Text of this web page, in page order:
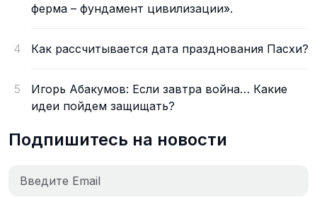
ферма – фундамент цивилизации».
4 Как рассчитывается дата празднования Пасхи?
5
Игорь Абакумов: Если завтра война… Какие
идеи пойдем защищать?
Подпишитесь на новости